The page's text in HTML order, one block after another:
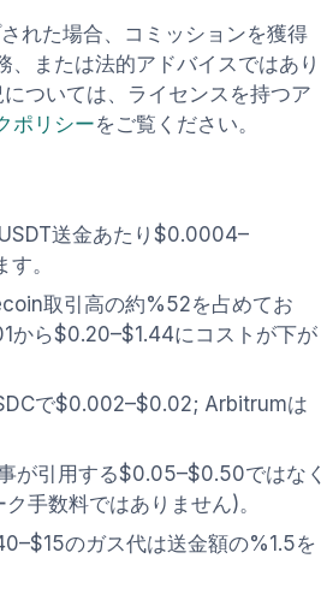
れた場合、コミッションを獲得
または法的アドバイスではあり
ついては、ライセンスを持つア
ポリシーをご覧ください。
送金あたり$0.0004–
。
取引高の約%52を占めてお
から$0.20–$1.44にコストが下が
で$0.002–$0.02; Arbitrumは
が引用する$0.05–$0.50ではなく
手数料ではありません)。
のガス代は送金額の%1.5を